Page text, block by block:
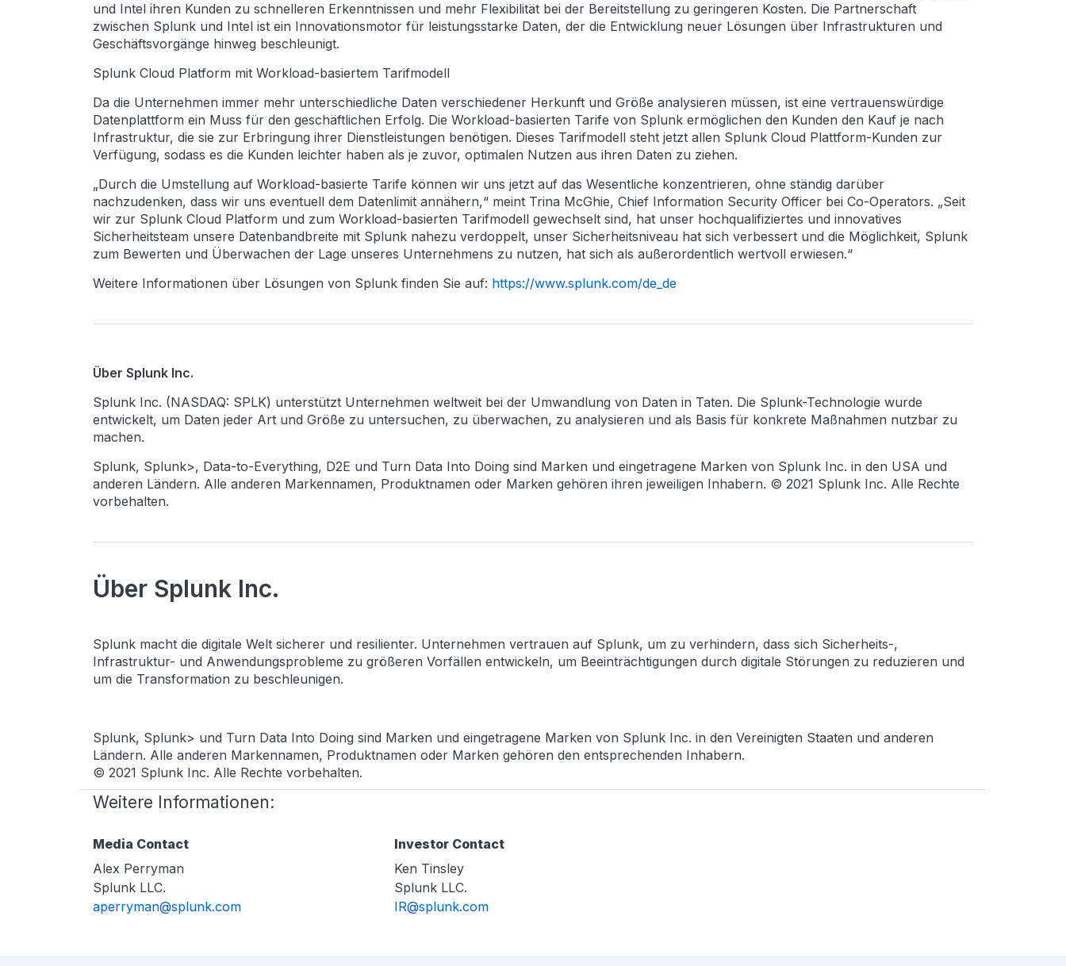
und Intel ihren Kunden zu schnelleren Erkenntnissen und mehr Flexibilität bei der Bereitstellung zu geringeren Kosten. Die Partnerschaft
zwischen Splunk und Intel ist ein Innovationsmotor für leistungsstarke Daten, der die Entwicklung neuer Lösungen über Infrastrukturen und
Geschäftsvorgänge hinweg beschleunigt.
Splunk Cloud Platform mit Workload-basiertem Tarifmodell
Da die Unternehmen immer mehr unterschiedliche Daten verschiedener Herkunft und Größe analysieren müssen, ist eine vertrauenswürdige
Datenplattform ein Muss für den geschäftlichen Erfolg. Die Workload-basierten Tarife von Splunk ermöglichen den Kunden den Kauf je nach
Infrastruktur, die sie zur Erbringung ihrer Dienstleistungen benötigen. Dieses Tarifmodell steht jetzt allen Splunk Cloud Plattform-Kunden zur
Verfügung, sodass es die Kunden leichter haben als je zuvor, optimalen Nutzen aus ihren Daten zu ziehen.
„Durch die Umstellung auf Workload-basierte Tarife können wir uns jetzt auf das Wesentliche konzentrieren, ohne ständig darüber
nachzudenken, dass wir uns eventuell dem Datenlimit annähern,“ meint Trina McGhie, Chief Information Security Officer bei Co-Operators. „Seit
wir zur Splunk Cloud Platform und zum Workload-basierten Tarifmodell gewechselt sind, hat unser hochqualifiziertes und innovatives
Sicherheitsteam unsere Datenbandbreite mit Splunk nahezu verdoppelt, unser Sicherheitsniveau hat sich verbessert und die Möglichkeit, Splunk
zum Bewerten und Überwachen der Lage unseres Unternehmens zu nutzen, hat sich als außerordentlich wertvoll erwiesen.“
Weitere Informationen über Lösungen von Splunk finden Sie auf: https://www.splunk.com/de_de
Über Splunk Inc.
Splunk Inc. (NASDAQ: SPLK) unterstützt Unternehmen weltweit bei der Umwandlung von Daten in Taten. Die Splunk-Technologie wurde
entwickelt, um Daten jeder Art und Größe zu untersuchen, zu überwachen, zu analysieren und als Basis für konkrete Maßnahmen nutzbar zu
machen.
Splunk, Splunk>, Data-to-Everything, D2E und Turn Data Into Doing sind Marken und eingetragene Marken von Splunk Inc. in den USA und
anderen Ländern. Alle anderen Markennamen, Produktnamen oder Marken gehören ihren jeweiligen Inhabern. © 2021 Splunk Inc. Alle Rechte
vorbehalten.
Über Splunk Inc.
Splunk macht die digitale Welt sicherer und resilienter. Unternehmen vertrauen auf Splunk, um zu verhindern, dass sich Sicherheits-,
Infrastruktur- und Anwendungsprobleme zu größeren Vorfällen entwickeln, um Beeinträchtigungen durch digitale Störungen zu reduzieren und
um die Transformation zu beschleunigen.
Splunk, Splunk> und Turn Data Into Doing sind Marken und eingetragene Marken von Splunk Inc. in den Vereinigten Staaten und anderen
Ländern. Alle anderen Markennamen, Produktnamen oder Marken gehören den entsprechenden Inhabern.
© 2021 Splunk Inc. Alle Rechte vorbehalten.
Weitere Informationen:
Media Contact
Alex Perryman
Splunk LLC.
aperryman@splunk.com
Investor Contact
Ken Tinsley
Splunk LLC.
IR@splunk.com